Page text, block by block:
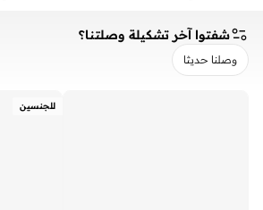
شفتوا آخر تشكيلة وصلتنا؟
وصلنا حديثا
للجنسين